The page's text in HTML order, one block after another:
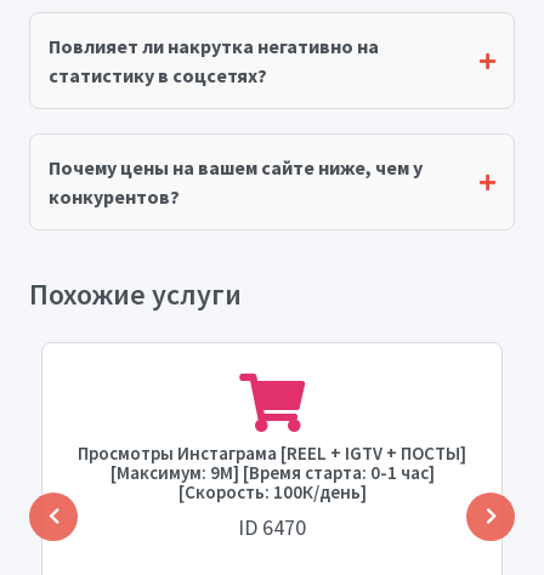
Повлияет ли накрутка негативно на
статистику в соцсетях?
Почему цены на вашем сайте ниже, чем у
конкурентов?
Похожие услуги
Просмотры Инстаграма [REEL + IGTV + ПОСТЫ]
[Максимум: 9М] [Время старта: 0-1 час]
[Скорость: 100К/день]
ID 6470